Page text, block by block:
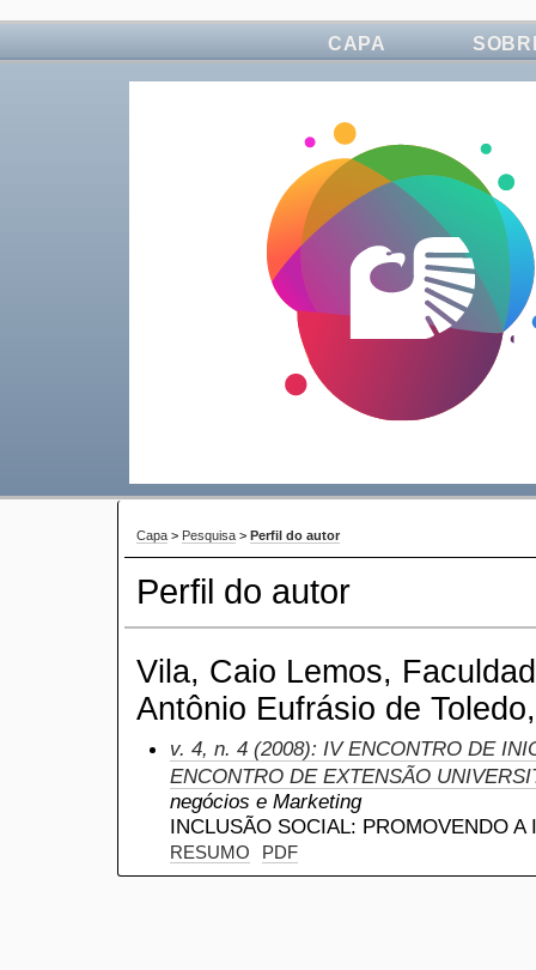
CAPA
Capa > Pesquisa > Perfil do autor
Perfil do autor
Vila, Caio Lemos,
Antônio Eufrásio de
v. 4, n. 4 (2008): IV ENCONTRO DE
ENCONTRO DE EXTENSÃO
negócios e Marketing
INCLUSÃO SOCIAL: PROMOVENDO A
RESUMO PDF